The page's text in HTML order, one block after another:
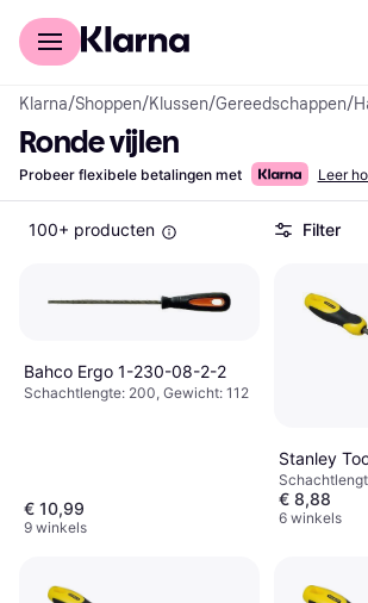
Voor shoppers
Klarna/Shoppen/Klussen/Gereedschappen/
Ronde vijlen
Probeer flexibele betalingen met Leer
100+ producten Filter
Bahco Ergo 1-230-08-2-2
Schachtlengte: 200, Gewicht: 112
€ 10,99
9 winkels
Stanley
€ 8,88
6 winkels